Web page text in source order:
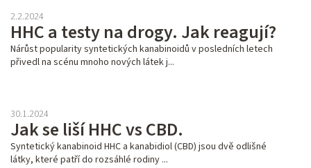
HHC a testy na drogy. Jak reagují?
2.2.2024
Nárůst popularity syntetických kanabinoidů v posledních letech
přivedl na scénu mnoho nových látek j...
Jak se liší HHC vs CBD.
30.1.2024
Syntetický kanabinoid HHC a kanabidiol (CBD) jsou dvě odlišné
látky, které patří do rozsáhlé rodiny ...